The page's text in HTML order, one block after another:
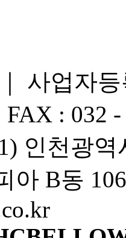
사업자
FAX : 032
인천광
아 B동